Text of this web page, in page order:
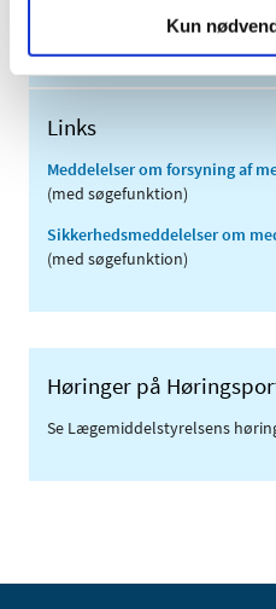
Kun
2005 (2)
Links
Meddelelser om forsyning af
(med søgefunktion)
Sikkerhedsmeddelelser om
(med søgefunktion)
Høringer på
Se Lægemiddelstyrelsens